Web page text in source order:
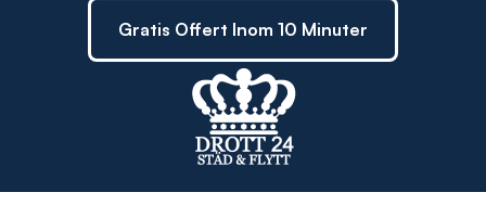
Gratis Offert Inom 10 Minuter